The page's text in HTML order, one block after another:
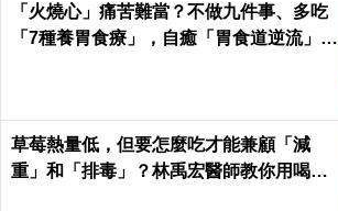
「火燒心」痛苦難當？不做九件事、多吃
「7種養胃食療」，自癒「胃食道逆流」不
草莓熱量低，但要怎麼吃才能兼顧「減
重」和「排毒」？林禹宏醫師教你用喝的